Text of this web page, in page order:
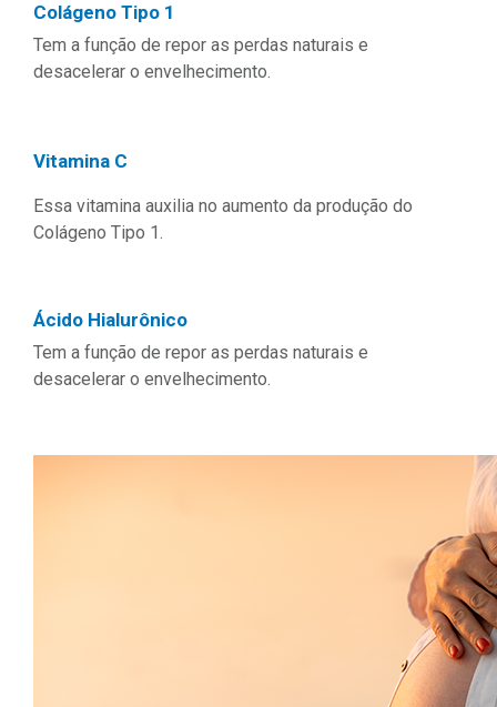
Colágeno Tipo 1
Tem a função de repor as perdas naturais e
desacelerar o envelhecimento.
Vitamina C
Essa vitamina auxilia no aumento da produção do
Colágeno Tipo 1.
Ácido Hialurônico
Tem a função de repor as perdas naturais e
desacelerar o envelhecimento.